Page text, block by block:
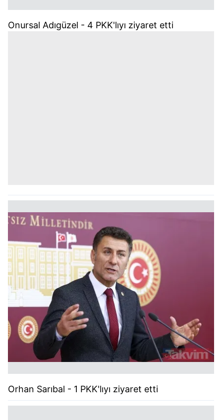
Onursal Adıgüzel - 4 PKK'lıyı ziyaret etti
Orhan Sarıbal - 1 PKK'lıyı ziyaret etti